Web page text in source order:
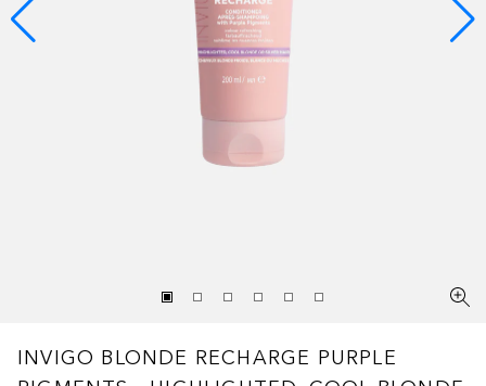
INVIGO BLONDE RECHARGE PURPLE